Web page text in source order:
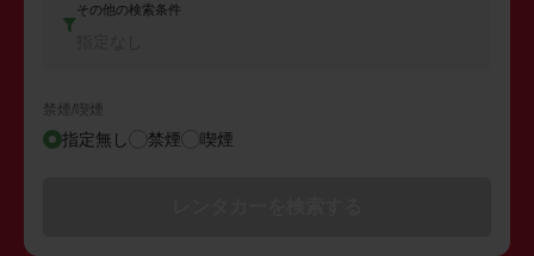
その他の検索条件
禁煙/喫煙
指定無し 禁煙 喫煙